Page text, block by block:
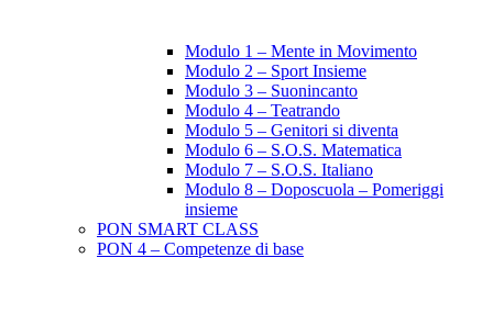
Modulo 1 – Mente in Movimento
Modulo 2 – Sport Insieme
Modulo 3 – Suonincanto
Modulo 4 – Teatrando
Modulo 5 – Genitori si diventa
Modulo 6 – S.O.S. Matematica
Modulo 7 – S.O.S. Italiano
Modulo 8 – Doposcuola – Pomeriggi
insieme
PON SMART CLASS
PON 4 – Competenze di base